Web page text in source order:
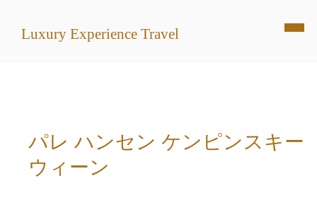
Luxury Experience Travel
パレ ハンセン ケンピンスキー
ウィーン